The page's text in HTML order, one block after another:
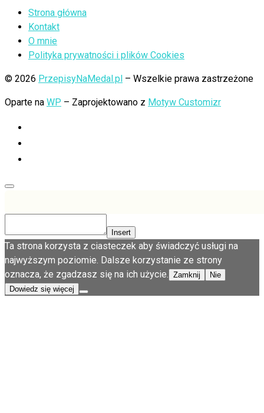
Strona główna
Kontakt
O mnie
Polityka prywatności i plików Cookies
© 2026 PrzepisyNaMedal.pl – Wszelkie prawa zastrzeżone
Oparte na WP – Zaprojektowano z Motyw Customizr
Insert
Ta strona korzysta z ciasteczek aby świadczyć usługi na
najwyższym poziomie. Dalsze korzystanie ze strony
oznacza, że zgadzasz się na ich użycie.
Zamknij
Nie
Dowiedz się więcej